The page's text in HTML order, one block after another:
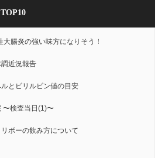
大腸炎の強い味方になりそう！
近況報告
とビリルビン値の目安
〜検査当日(1)〜
ボーの飲み方について